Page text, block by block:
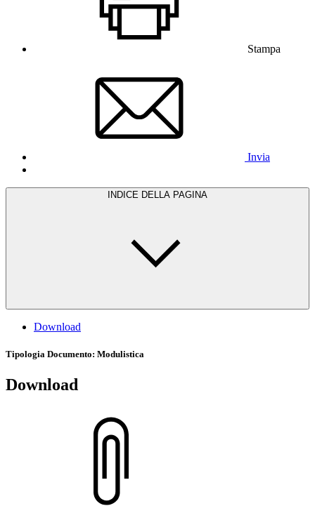
Stampa
Invia
INDICE DELLA PAGINA
Download
Tipologia Documento: Modulistica
Download